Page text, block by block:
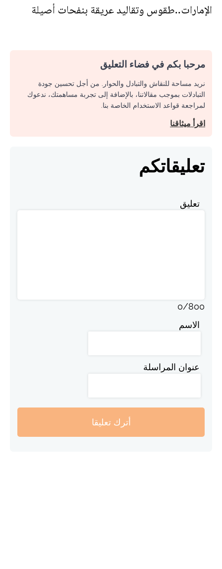
الإمارات..طقوس وتقاليد عريقة بنفحات أصيلة
مرحبا بكم في فضاء التعليق
نريد مساحة للنقاش والتبادل والحوار. من أجل تحسين جودة
التبادلات بموجب مقالاتنا، بالإضافة إلى تجربة مساهمتك، ندعوك
لمراجعة قواعد الاستخدام الخاصة بنا.
اقرأ ميثاقنا
تعليقاتكم
تعليق
0/800
الاسم
عنوان المراسلة
أترك تعليقا